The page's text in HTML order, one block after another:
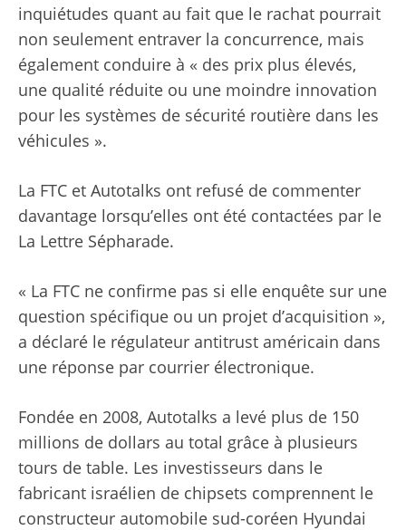
inquiétudes quant au fait que le rachat pourrait
non seulement entraver la concurrence, mais
également conduire à « des prix plus élevés,
une qualité réduite ou une moindre innovation
pour les systèmes de sécurité routière dans les
véhicules ».
La FTC et Autotalks ont refusé de commenter
davantage lorsqu’elles ont été contactées par le
La Lettre Sépharade.
« La FTC ne confirme pas si elle enquête sur une
question spécifique ou un projet d’acquisition »,
a déclaré le régulateur antitrust américain dans
une réponse par courrier électronique.
Fondée en 2008, Autotalks a levé plus de 150
millions de dollars au total grâce à plusieurs
tours de table. Les investisseurs dans le
fabricant israélien de chipsets comprennent le
constructeur automobile sud-coréen Hyundai